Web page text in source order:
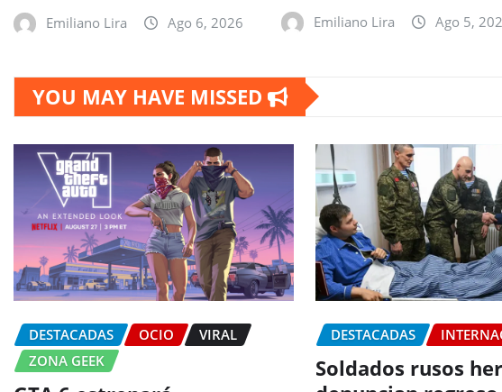
Emiliano Lira Ago 6, 2026 Emiliano Lira Ago 5,
YOU MAY HAVE MISSED
DESTACADAS OCIO
VIRAL
ZONA GEEK
DESTACADAS
Soldados rusos